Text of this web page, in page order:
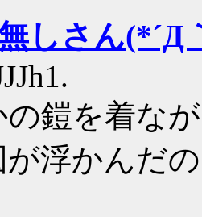
しさん(*´Д
鎧を着な
浮かんだ